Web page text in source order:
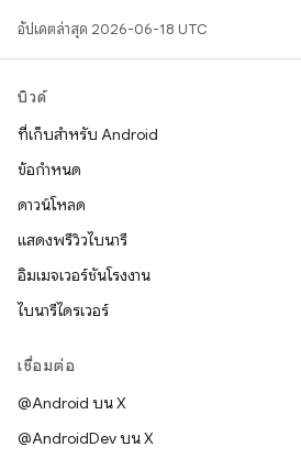
อัปเดตล่าสุด 2026-06-18 UTC
บิวด์
ที่เก็บสำหรับ Android
ข้อกำหนด
ดาวน์โหลด
แสดงพรีวิวไบนารี
อิมเมจเวอร์ชันโรงงาน
ไบนารีไดรเวอร์
เชื่อมต่อ
@Android บน X
@AndroidDev บน X